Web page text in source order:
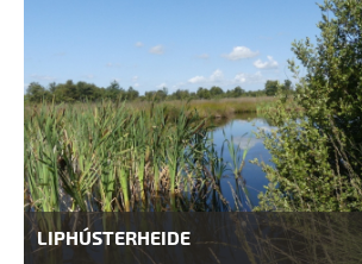
LIPHÚSTERHEIDE